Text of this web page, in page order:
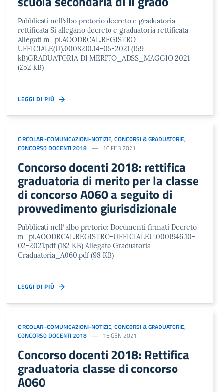
Pubblicati nell’albo pretorio decreto e graduatoria
rettificata Si allegano decreto e graduatoria rettificata
Allegati m_pi.AOODRCAL.REGISTRO
UFFICIALE(U).0008210.14-05-2021 (159
kB)GRADUATORIA DI MERITO_ADSS_MAGGIO 2021
(252 kB)
LEGGI DI PIÙ
CIRCOLARI-COMUNICAZIONI-NOTIZIE, CONCORSI & GRADUATORIE,
CONCORSO DOCENTI 2018
10 FEB 2021
Concorso docenti 2018: rettifica
graduatoria di merito per la classe
di concorso A060 a seguito di
provvedimento giurisdizionale
Pubblicati nell’ albo pretorio: Documenti firmati Decreto
m_pi.AOODRCAL.REGISTRO-UFFICIALEU.0001946.10-
02-2021.pdf (182 KB) Allegato Graduatoria
Graduatoria_A060.pdf (98 KB)
LEGGI DI PIÙ
CIRCOLARI-COMUNICAZIONI-NOTIZIE, CONCORSI & GRADUATORIE,
CONCORSO DOCENTI 2018
15 GEN 2021
Concorso docenti 2018: Rettifica
graduatoria classe di concorso
A060